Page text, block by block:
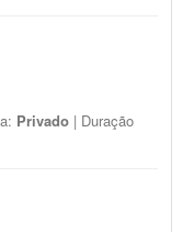
Privado | Duração